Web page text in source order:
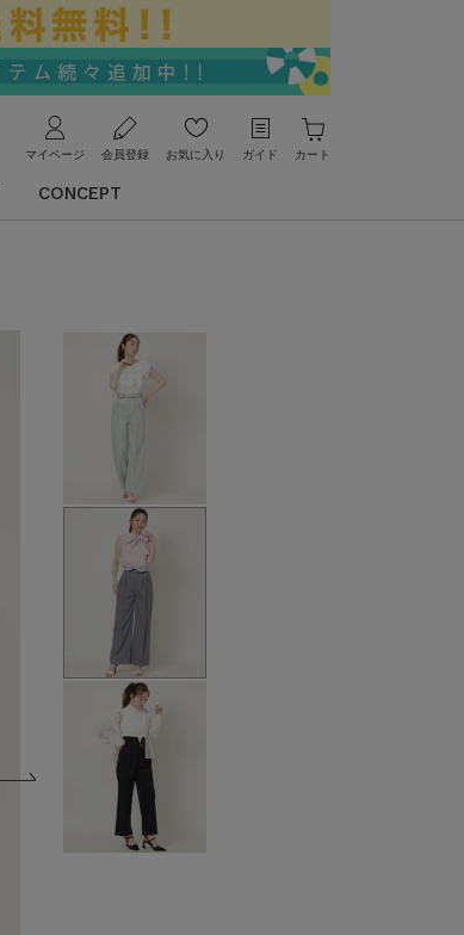
マイページ 会員登録 お気に入り ガイド カート
CONCEPT